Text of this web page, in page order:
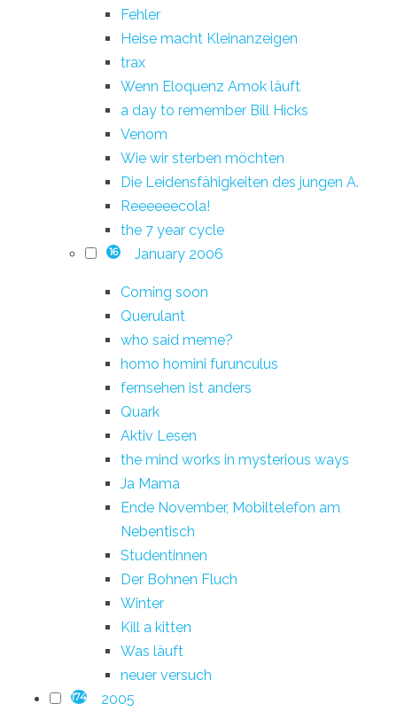
Fehler
Heise macht Kleinanzeigen
trax
Wenn Eloquenz Amok läuft
a day to remember Bill Hicks
Venom
Wie wir sterben möchten
Die Leidensfähigkeiten des jungen A.
Reeeeeecola!
the 7 year cycle
16 January 2006
Coming soon
Querulant
who said meme?
homo homini furunculus
fernsehen ist anders
Quark
Aktiv Lesen
the mind works in mysterious ways
Ja Mama
Ende November, Mobiltelefon am
Nebentisch
Studentinnen
Der Bohnen Fluch
Winter
Kill a kitten
Was läuft
neuer versuch
174 2005